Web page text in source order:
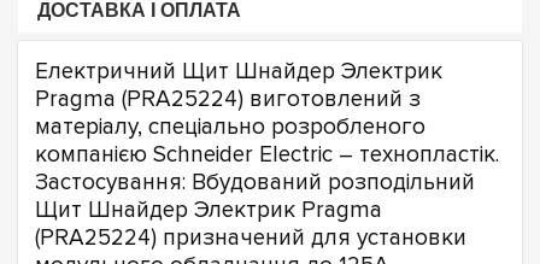
ДОСТАВКА І ОПЛАТА
Електричний Щит Шнайдер Электрик
Pragma (PRA25224) виготовлений з
матеріалу, спеціально розробленого
компанією Schneider Electric – технопластік.
Застосування: Вбудований розподільний
Щит Шнайдер Электрик Pragma
(PRA25224) призначений для установки